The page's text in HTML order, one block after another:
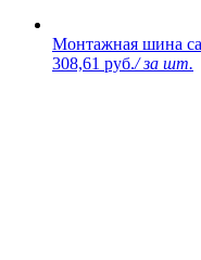
Монтажная шина
308,61 руб./ за шт.